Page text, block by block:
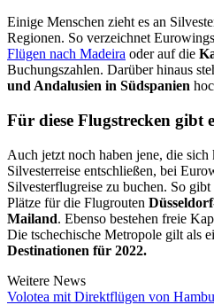
Einige Menschen zieht es an
Regionen. So verzeichnet
Flügen nach Madeira oder auf die
Buchungszahlen. Darüber hinaus
und Andalusien in Südspanien
Für diese Flugstrecken gibt
Auch jetzt noch haben jene, die
Silvesterreise entschließen, bei
Silvesterflugreise zu buchen. So
Plätze für die Flugrouten
Mailand. Ebenso bestehen freie
Die tschechische Metropole gilt als
Destinationen für 2022.
Weitere News
Volotea mit Direktflügen von